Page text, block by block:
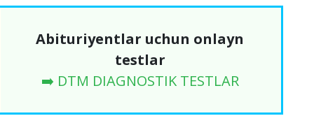
Abituriyentlar uchun onlayn
testlar
➡️ DTM DIAGNOSTIK TESTLAR